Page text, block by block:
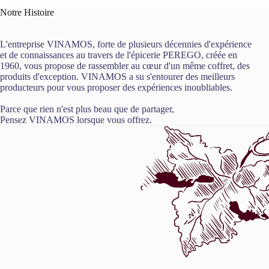
Notre Histoire
L'entreprise VINAMOS, forte de plusieurs décennies d'expérience
et de connaissances au travers de l'épicerie PEREGO, créée en
1960, vous propose de rassembler au cœur d'un même coffret, des
produits d'exception. VINAMOS a su s'entourer des meilleurs
producteurs pour vous proposer des expériences inoubliables.
Parce que rien n'est plus beau que de partager,
Pensez VINAMOS lorsque vous offrez.